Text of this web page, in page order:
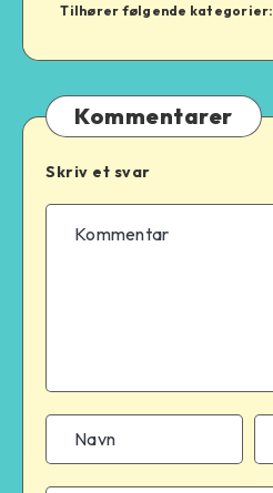
Tilhører følgende kategorier:
Kommentarer
Skriv et svar